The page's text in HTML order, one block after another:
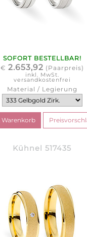
SOFORT BESTELLBAR!
€ 2.653,92 (Paarpreis)
inkl. MwSt.
versandkostenfrei
Material / Legierung
Kühnel 517435